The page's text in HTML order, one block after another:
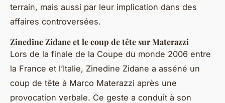
terrain, mais aussi par leur implication dans des
affaires controversées.
Zinedine Zidane et le coup de tête sur Materazzi
Lors de la finale de la Coupe du monde 2006 entre
la France et l’Italie, Zinedine Zidane a asséné un
coup de tête à Marco Materazzi après une
provocation verbale. Ce geste a conduit à son